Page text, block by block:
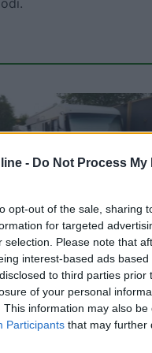
- Do Not Process
opt-out of the sale, sharing
for targeted
selection. Please note that
interest-based ads
to third parties
of your personal
This information may also
Participants that may further